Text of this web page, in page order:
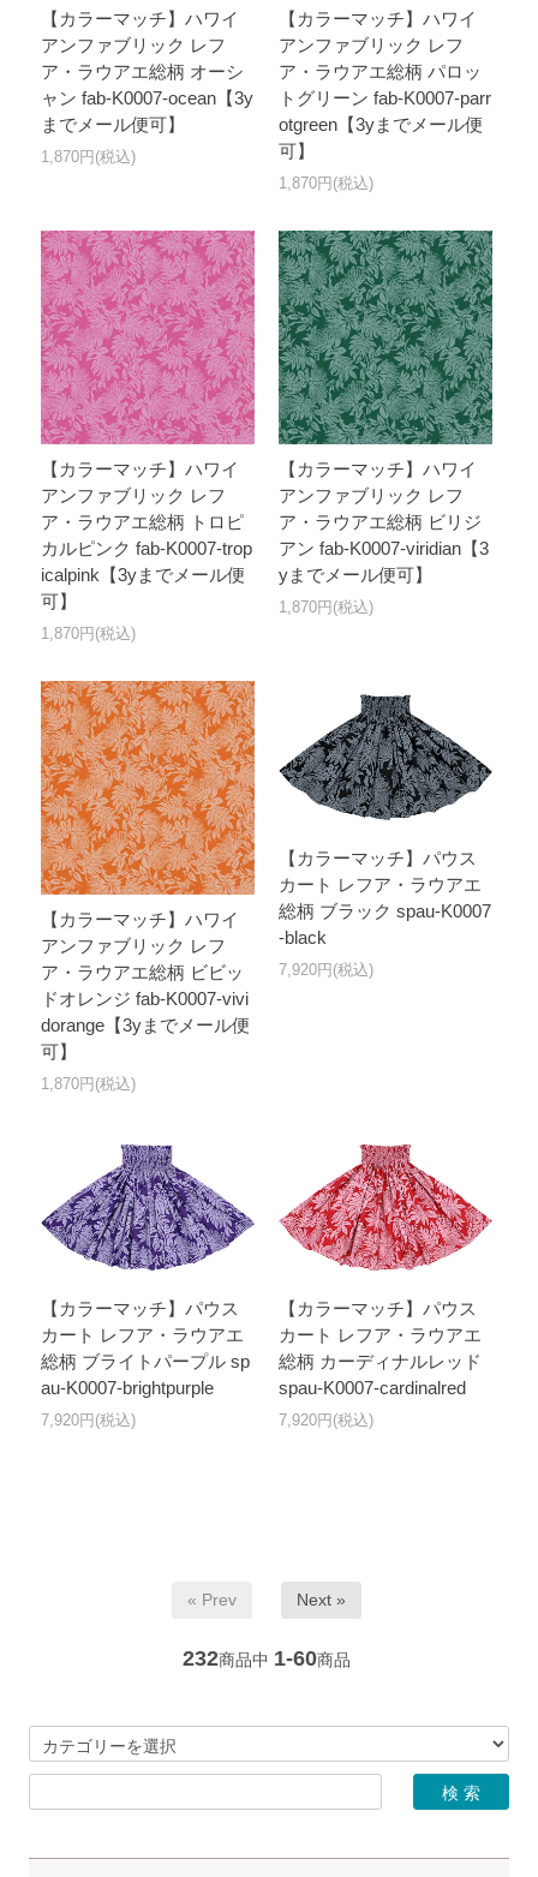
【カラーマッチ】ハワイ
アンファブリック レフ
ア・ラウアエ総柄 オーシ
ャン fab-K0007-ocean【3y
までメール便可】
1,870円(税込)
【カラーマッチ】ハワイ
アンファブリック レフ
ア・ラウアエ総柄 パロッ
トグリーン fab-K0007-parr
otgreen【3yまでメール便
可】
1,870円(税込)
【カラーマッチ】ハワイ
アンファブリック レフ
ア・ラウアエ総柄 トロピ
カルピンク fab-K0007-trop
icalpink【3yまでメール便
可】
1,870円(税込)
【カラーマッチ】ハワイ
アンファブリック レフ
ア・ラウアエ総柄 ビリジ
アン fab-K0007-viridian【3
yまでメール便可】
1,870円(税込)
【カラーマッチ】ハワイ
アンファブリック レフ
ア・ラウアエ総柄 ビビッ
ドオレンジ fab-K0007-vivi
dorange【3yまでメール便
可】
1,870円(税込)
【カラーマッチ】パウス
カート レフア・ラウアエ
総柄 ブラック spau-K0007
-black
7,920円(税込)
【カラーマッチ】パウス
カート レフア・ラウアエ
総柄 ブライトパープル sp
au-K0007-brightpurple
7,920円(税込)
【カラーマッチ】パウス
カート レフア・ラウアエ
総柄 カーディナルレッド
spau-K0007-cardinalred
7,920円(税込)
« Prev Next »
232商品中 1-60商品